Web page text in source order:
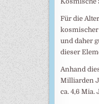
Für die
kosmischer
und daher
dieser
Anhand
Milliarden
ca. 4,6 Mia.